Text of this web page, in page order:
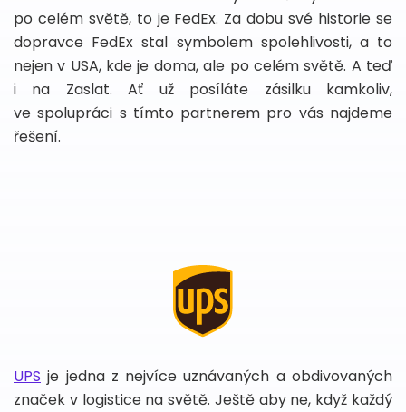
po celém světě, to je FedEx. Za dobu své historie se
dopravce FedEx stal symbolem spolehlivosti, a to
nejen v USA, kde je doma, ale po celém světě. A teď
i na Zaslat. Ať už posíláte zásilku kamkoliv,
ve spolupráci s tímto partnerem pro vás najdeme
řešení.
UPS je jedna z nejvíce uznávaných a obdivovaných
značek v logistice na světě. Ještě aby ne, když každý